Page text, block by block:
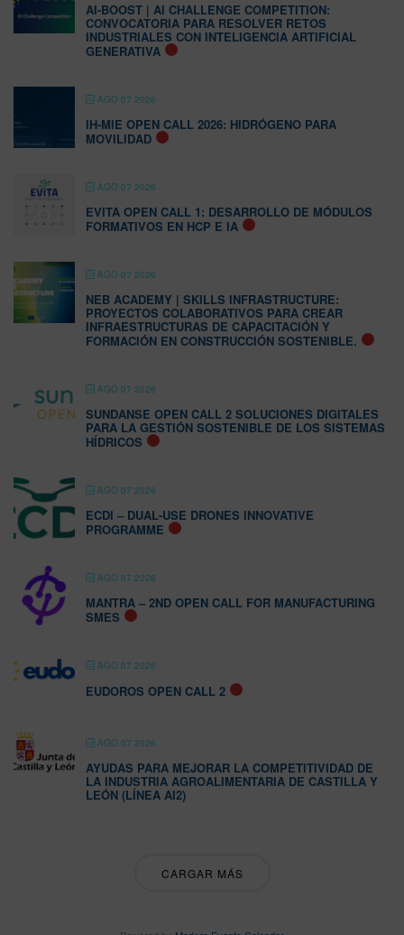
AI-BOOST | AI CHALLENGE COMPETITION:
CONVOCATORIA PARA RESOLVER RETOS
INDUSTRIALES CON INTELIGENCIA ARTIFICIAL
GENERATIVA
AGO 07 2026
IH-MIE OPEN CALL 2026: HIDRÓGENO PARA
MOVILIDAD
AGO 07 2026
EVITA OPEN CALL 1: DESARROLLO DE MÓDULOS
FORMATIVOS EN HCP E IA
AGO 07 2026
NEB ACADEMY | SKILLS INFRASTRUCTURE:
PROYECTOS COLABORATIVOS PARA CREAR
INFRAESTRUCTURAS DE CAPACITACIÓN Y
FORMACIÓN EN CONSTRUCCIÓN SOSTENIBLE.
AGO 07 2026
SUNDANSE OPEN CALL 2 SOLUCIONES DIGITALES
PARA LA GESTIÓN SOSTENIBLE DE LOS SISTEMAS
HÍDRICOS
AGO 07 2026
ECDI – DUAL-USE DRONES INNOVATIVE
PROGRAMME
AGO 07 2026
MANTRA – 2ND OPEN CALL FOR MANUFACTURING
SMES
AGO 07 2026
EUDOROS OPEN CALL 2
AGO 07 2026
AYUDAS PARA MEJORAR LA COMPETITIVIDAD DE
LA INDUSTRIA AGROALIMENTARIA DE CASTILLA Y
LEÓN (LÍNEA AI2)
CARGAR MÁS